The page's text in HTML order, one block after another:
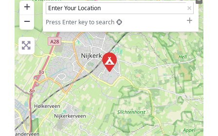
+
−
Press Enter key to search